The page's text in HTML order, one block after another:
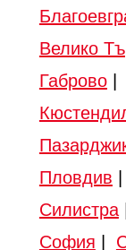
Велико
Габрово|
Пловдив
Силистра
София